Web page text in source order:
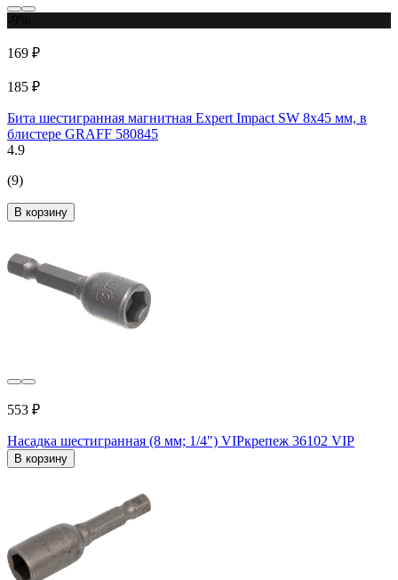
169 ₽
185 ₽
Бита шестигранная магнитная Expert Impact SW 8x45 мм, в
блистере GRAFF 580845
4.9
(9)
В корзину
553 ₽
Насадка шестигранная (8 мм; 1/4") VIPкрепеж 36102 VIP
В корзину